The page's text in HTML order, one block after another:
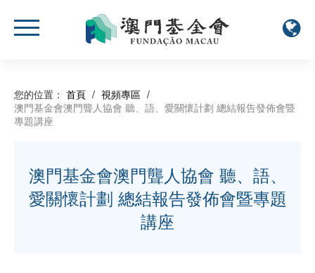
您的位置： 首頁 / 視頻專區 /
澳門基金會澳門聾人協會 聽、語、愛關懷計劃 總結報告發佈會暨
專題講座
澳門基金會澳門聾人協會 聽、語、
愛關懷計劃 總結報告發佈會暨專題
講座